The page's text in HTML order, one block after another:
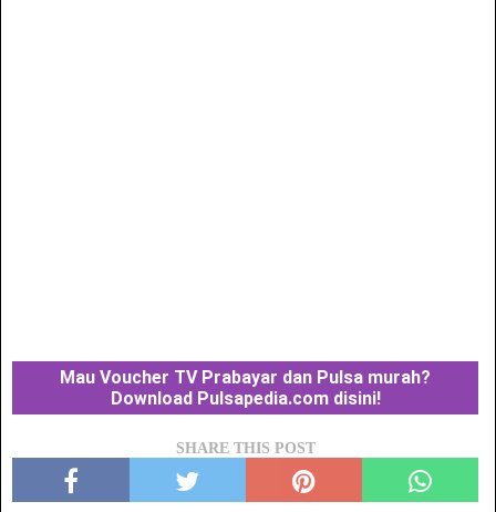
Mau Voucher TV Prabayar dan Pulsa murah?
Download Pulsapedia.com disini!
SHARE THIS POST